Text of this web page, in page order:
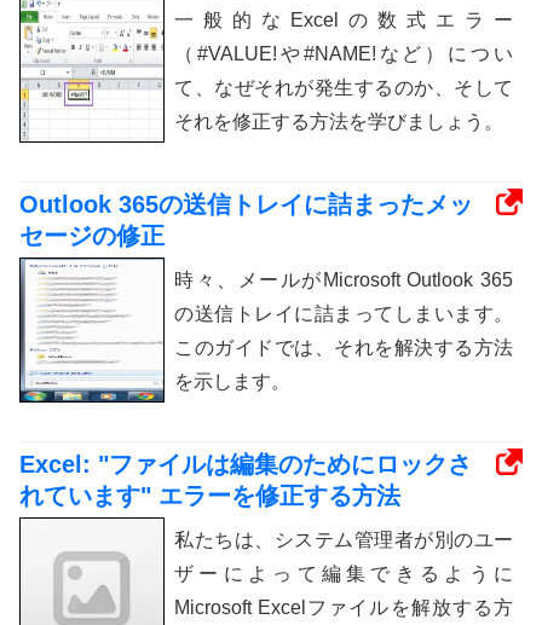
一般的なExcelの数式エラー
（#VALUE!や#NAME!など）につい
て、なぜそれが発生するのか、そして
それを修正する方法を学びましょう。
Outlook 365の送信トレイに詰まったメッ
セージの修正
時々、メールがMicrosoft Outlook 365
の送信トレイに詰まってしまいます。
このガイドでは、それを解決する方法
を示します。
Excel: "ファイルは編集のためにロックさ
れています" エラーを修正する方法
私たちは、システム管理者が別のユー
ザーによって編集できるように
Microsoft Excelファイルを解放する方